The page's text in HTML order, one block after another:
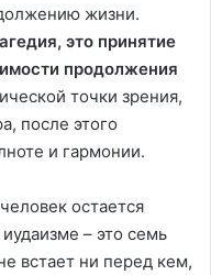
жизни.
это принятие
продолжения
точки зрения,
после этого
и гармонии.
остается
– это семь
встает ни перед кем,